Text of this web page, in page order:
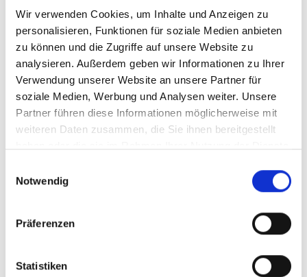
Wir verwenden Cookies, um Inhalte und Anzeigen zu
personalisieren, Funktionen für soziale Medien anbieten
zu können und die Zugriffe auf unsere Website zu
analysieren. Außerdem geben wir Informationen zu Ihrer
Verwendung unserer Website an unsere Partner für
soziale Medien, Werbung und Analysen weiter. Unsere
Partner führen diese Informationen möglicherweise mit
weiteren Daten zusammen, die Sie ihnen bereitgestellt
Notwendig
Präferenzen
Statistiken
Weitere Infos
Weitere Impulse:
3. Dezember
4. Dezember
6. Dezember